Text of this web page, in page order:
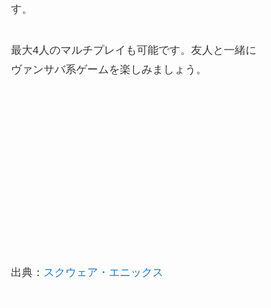
す。
最大4人のマルチプレイも可能です。友人と一緒に
ヴァンサバ系ゲームを楽しみましょう。
出典： スクウェア・エニックス